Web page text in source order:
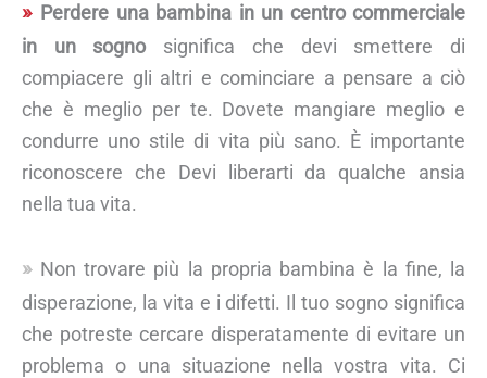
Perdere una bambina in un centro commerciale
in un sognosignifica che devi smettere di
compiacere gli altri e cominciare a pensare a ciò
che è meglio per te. Dovete mangiare meglio e
condurre uno stile di vita più sano. È importante
riconoscere che Devi liberarti da qualche ansia
nella tua vita.
Non trovare più la propria bambina è la fine, la
disperazione, la vita e i difetti. Il tuo sogno significa
che potreste cercare disperatamente di evitare un
problema o una situazione nella vostra vita. Ci